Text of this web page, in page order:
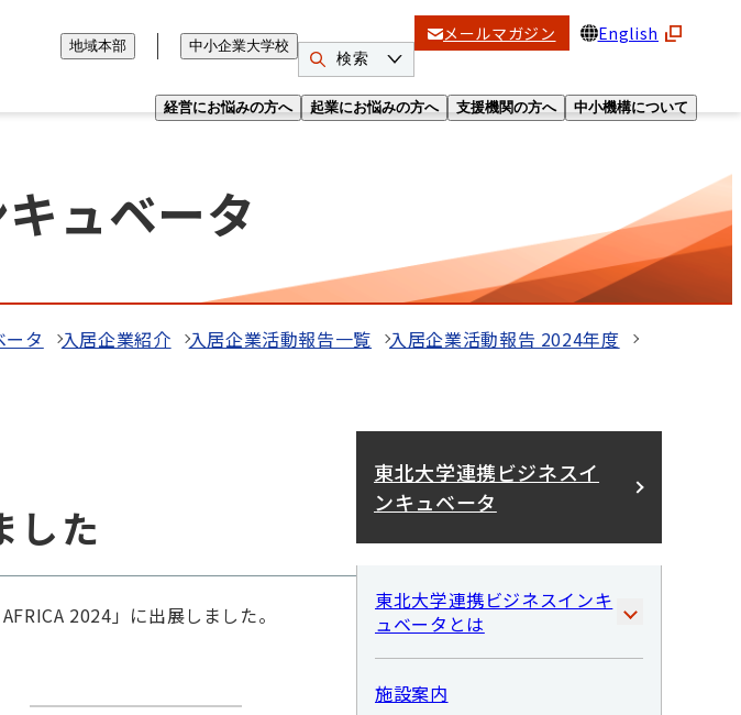
経営にお悩みの方へ 起業にお悩みの方へ 支援機関の方へ 中小機構について
地域本部 中小企業大学校
検索
メールマガジン English
ュベータ
タ 入居企業紹介 入居企業活動報告一覧 入居企業活動報告 2024年度
した
2024」に出展しました。
東北大学連携ビジネスイ
ンキュベータ
東北大学連携ビジネスインキ
ュベータとは
施設案内